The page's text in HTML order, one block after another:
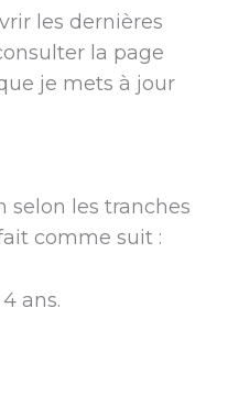
les dernières
la page
je mets à jour
selon les tranches
comme suit :
ans.